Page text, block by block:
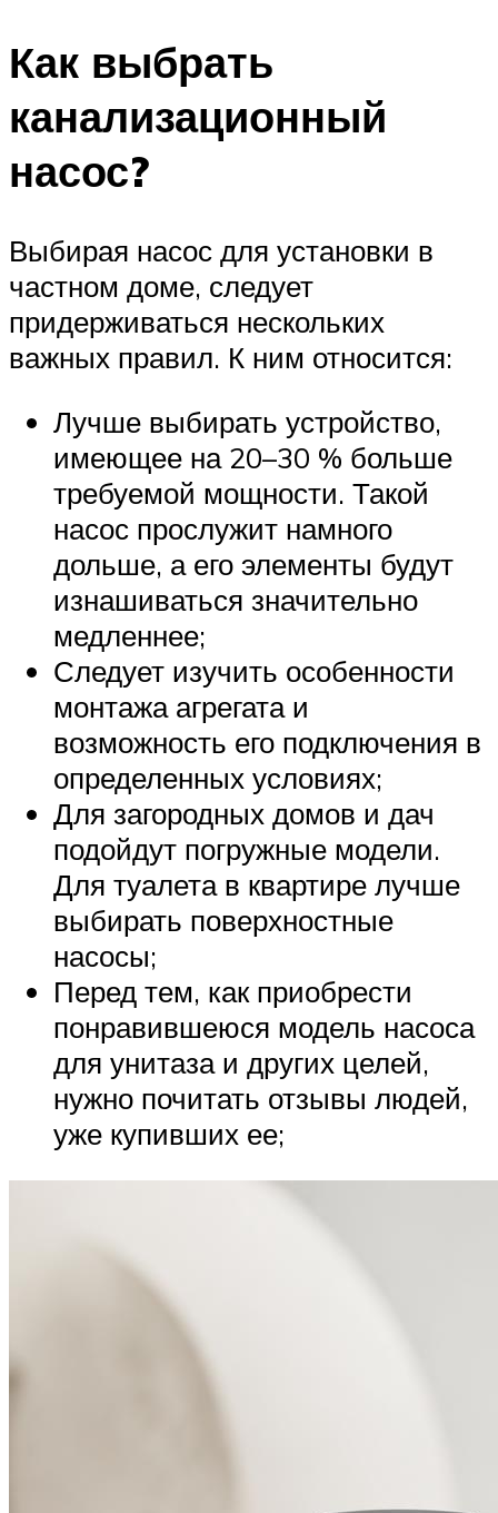
Как выбрать
канализационный
насос?
Выбирая насос для установки в
частном доме, следует
придерживаться нескольких
важных правил. К ним относится:
Лучше выбирать устройство,
имеющее на 20–30 % больше
требуемой мощности. Такой
насос прослужит намного
дольше, а его элементы будут
изнашиваться значительно
медленнее;
Следует изучить особенности
монтажа агрегата и
возможность его подключения в
определенных условиях;
Для загородных домов и дач
подойдут погружные модели.
Для туалета в квартире лучше
выбирать поверхностные
насосы;
Перед тем, как приобрести
понравившеюся модель насоса
для унитаза и других целей,
нужно почитать отзывы людей,
уже купивших ее;